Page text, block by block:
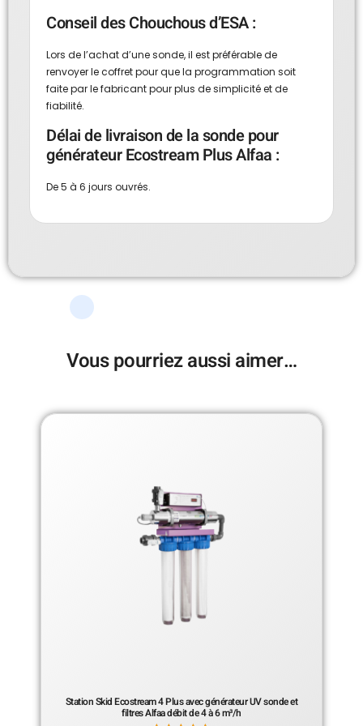
Conseil des Chouchous d’ESA :
Lors de l’achat d’une sonde, il est préférable de
renvoyer le coffret pour que la programmation soit
faite par le fabricant pour plus de simplicité et de
fiabilité.
Délai de livraison de la sonde pour
générateur Ecostream Plus Alfaa :
De 5 à 6 jours ouvrés.
Vous pourriez aussi aimer…
Station Skid Ecostream 4 Plus avec générateur UV sonde et
filtres Alfaa débit de 4 à 6 m³/h